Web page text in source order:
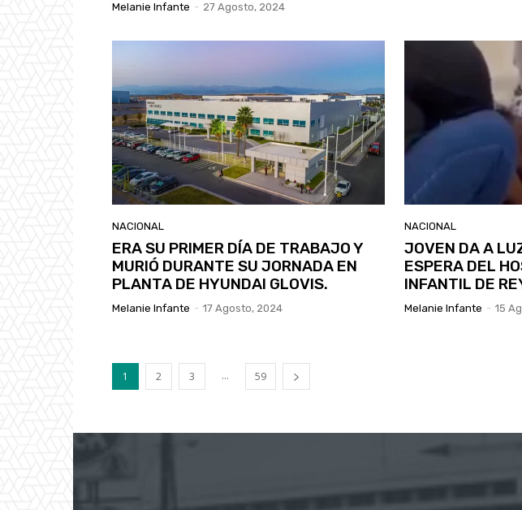
Melanie Infante - 27 Agosto, 2024
NACIONAL
ERA SU PRIMER DÍA DE TRABAJO Y
MURIÓ DURANTE SU JORNADA EN
PLANTA DE HYUNDAI GLOVIS.
Melanie Infante - 17 Agosto, 2024
NACIONAL
JOVEN DA A
ESPERA DEL
INFANTIL DE
Melanie Infante - 15
1 2 3 ... 59